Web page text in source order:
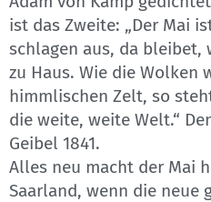
ist das Zweite: „Der Mai
schlagen aus, da bleibet,
zu Haus. Wie die Wolken
himmlischen Zelt, so
die weite, weite Welt.“
Geibel 1841.
Alles neu macht der Mai
Saarland, wenn die neue